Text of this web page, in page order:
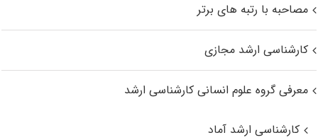
مصاحبه با رتبه های برتر
کارشناسی ارشد مجازی
معرفی گروه علوم انسانی کارشناسی ارشد
کارشناسی ارشد آماد